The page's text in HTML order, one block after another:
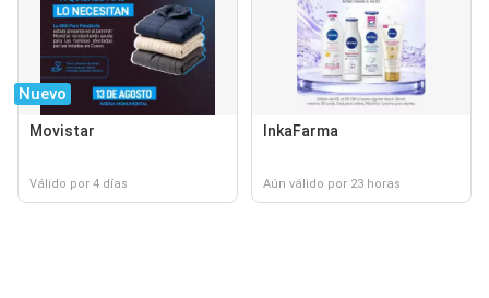
Nuevo
Movistar
Válido por 4 días
InkaFarma
Aún válido por 23 horas